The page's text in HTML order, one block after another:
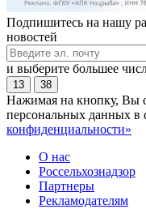
Подпишитесь на нашу
новостей
и выберите большее
13 38
Нажимая на кнопку, Вы
персональных данных в
конфиденциальности»
О нас
Россельхознадзор
Партнеры
Рекламодателям